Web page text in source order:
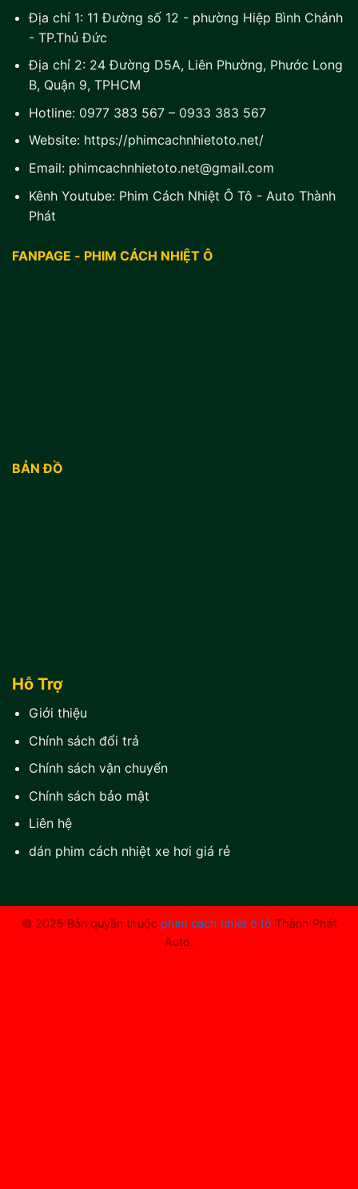
Địa chỉ 1: 11 Đường số 12 - phường Hiệp Bình Chánh
- TP.Thủ Đức
Địa chỉ 2: 24 Đường D5A, Liên Phường, Phước Long
B, Quận 9, TPHCM
Hotline: 0977 383 567– 0933 383 567
Website: https://phimcachnhietoto.net/
Email: phimcachnhietoto.net@gmail.com
Kênh Youtube: Phim Cách Nhiệt Ô Tô - Auto Thành
Phát
FANPAGE - PHIM CÁCH NHIỆT Ô
BẢN ĐỒ
Hỗ Trợ
Giới thiệu
Chính sách đổi trả
Chính sách vận chuyển
Chính sách bảo mật
Liên hệ
dán phim cách nhiệt xe hơi giá rẻ
© 2025 Bản quyền thuộc phim cách nhiệt ô tô Thành Phát
Auto.